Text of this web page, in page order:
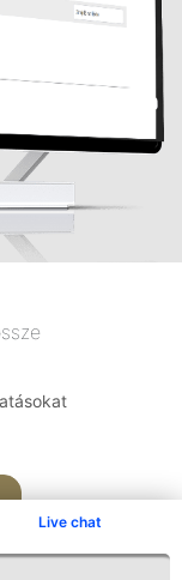
Live chat